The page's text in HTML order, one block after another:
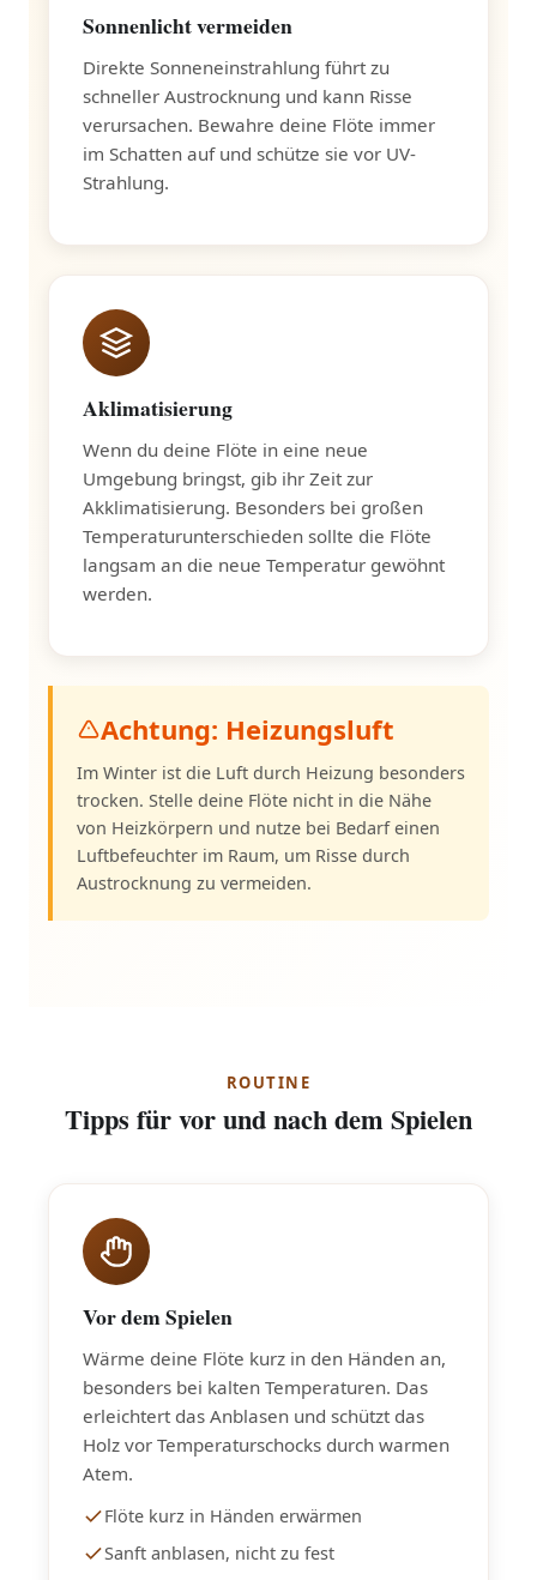
Sonnenlicht vermeiden
Direkte Sonneneinstrahlung führt zu
schneller Austrocknung und kann Risse
verursachen. Bewahre deine Flöte immer
im Schatten auf und schütze sie vor UV-
Strahlung.
Aklimatisierung
Wenn du deine Flöte in eine neue
Umgebung bringst, gib ihr Zeit zur
Akklimatisierung. Besonders bei großen
Temperaturunterschieden sollte die Flöte
langsam an die neue Temperatur gewöhnt
werden.
Achtung: Heizungsluft
Im Winter ist die Luft durch Heizung besonders
trocken. Stelle deine Flöte nicht in die Nähe
von Heizkörpern und nutze bei Bedarf einen
Luftbefeuchter im Raum, um Risse durch
Austrocknung zu vermeiden.
ROUTINE
Tipps für vor und nach dem Spielen
Vor dem Spielen
Wärme deine Flöte kurz in den Händen an,
besonders bei kalten Temperaturen. Das
erleichtert das Anblasen und schützt das
Holz vor Temperaturschocks durch warmen
Atem.
Flöte kurz in Händen erwärmen
Sanft anblasen, nicht zu fest